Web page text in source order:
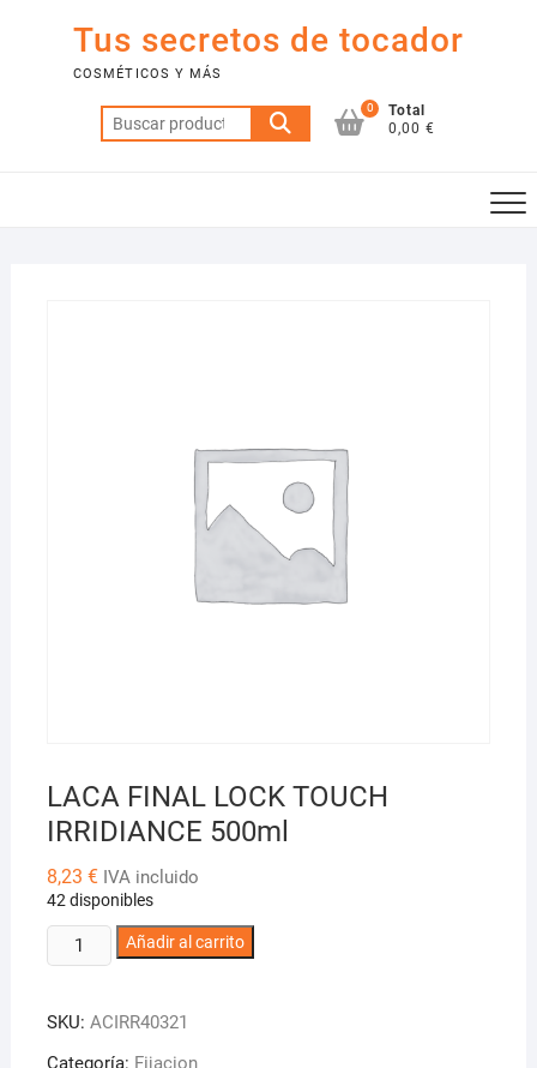
contenido
Tus secretos de tocador
COSMÉTICOS Y MÁS
Buscar
por:
0
Total
0,00 €
LACA FINAL LOCK TOUCH
IRRIDIANCE 500ml
8,23 € IVA incluido
42 disponibles
LACA
FINAL
TOUCH
IRRIDIANCE
Añadir al carrito
SKU: ACIRR40321
Categoría: Fijacion